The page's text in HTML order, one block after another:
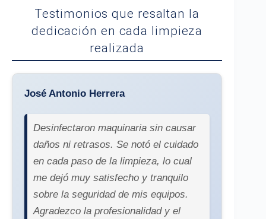
Testimonios que resaltan la
dedicación en cada limpieza
realizada
José Antonio Herrera
Desinfectaron maquinaria sin causar
daños ni retrasos. Se notó el cuidado
en cada paso de la limpieza, lo cual
me dejó muy satisfecho y tranquilo
sobre la seguridad de mis equipos.
Agradezco la profesionalidad y el